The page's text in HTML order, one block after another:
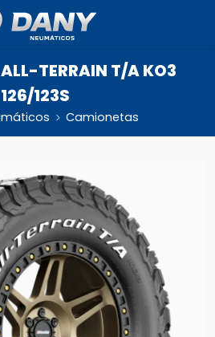
TERRAIN T/A KO3
126/123S
Camionetas